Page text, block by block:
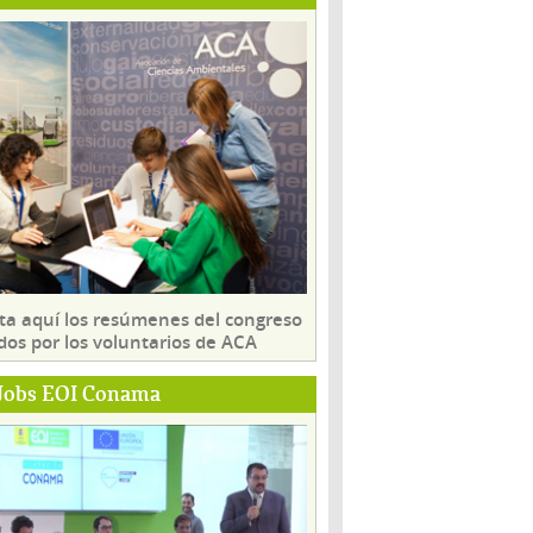
aquí los resúmenes del congreso
por los voluntarios de ACA
EOI Conama